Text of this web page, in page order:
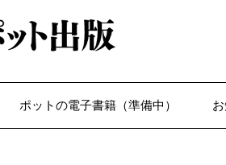
ポットの電子書籍（準備中）